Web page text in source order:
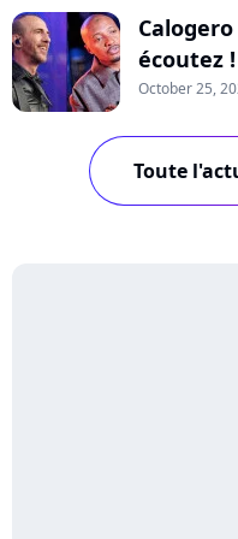
écoutez !
October 25,
Toute